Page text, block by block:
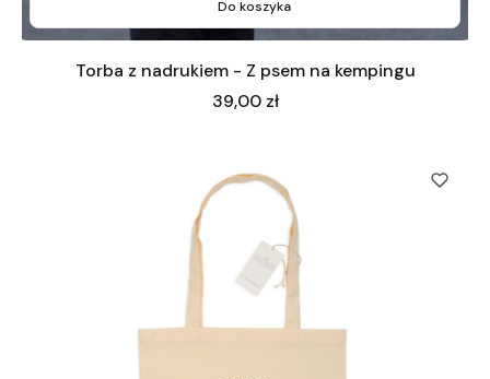
Do koszyka
Torba z nadrukiem - Z psem na kempingu
Cena
39,00 zł